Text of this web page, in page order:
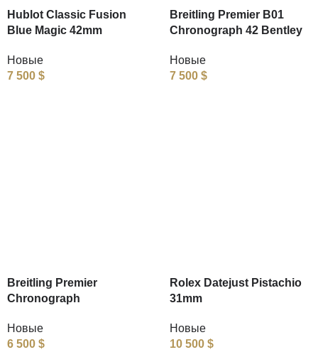
Hublot Classic Fusion
Blue Magic 42mm
Новые
7 500 $
Breitling Premier B01
Chronograph 42 Bentley
Новые
7 500 $
Breitling Premier
Chronograph
Новые
6 500 $
Rolex Datejust Pistachio
31mm
Новые
10 500 $